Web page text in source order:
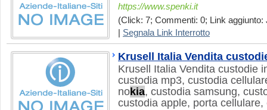
https://www.spenki.it
(Click: 7; Commenti: 0; Link aggiunto:
Segnala Link Interrotto
Krusell Italia Vendita
Krusell Italia Vendita custodie
custodia mp3, custodia
nokia, custodia samsung,
custodia apple, porta